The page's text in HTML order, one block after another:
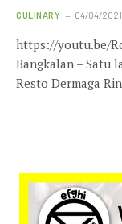
CULINARY 04/04/
https://youtu.be/
Bangkalan – Satu
Resto Dermaga